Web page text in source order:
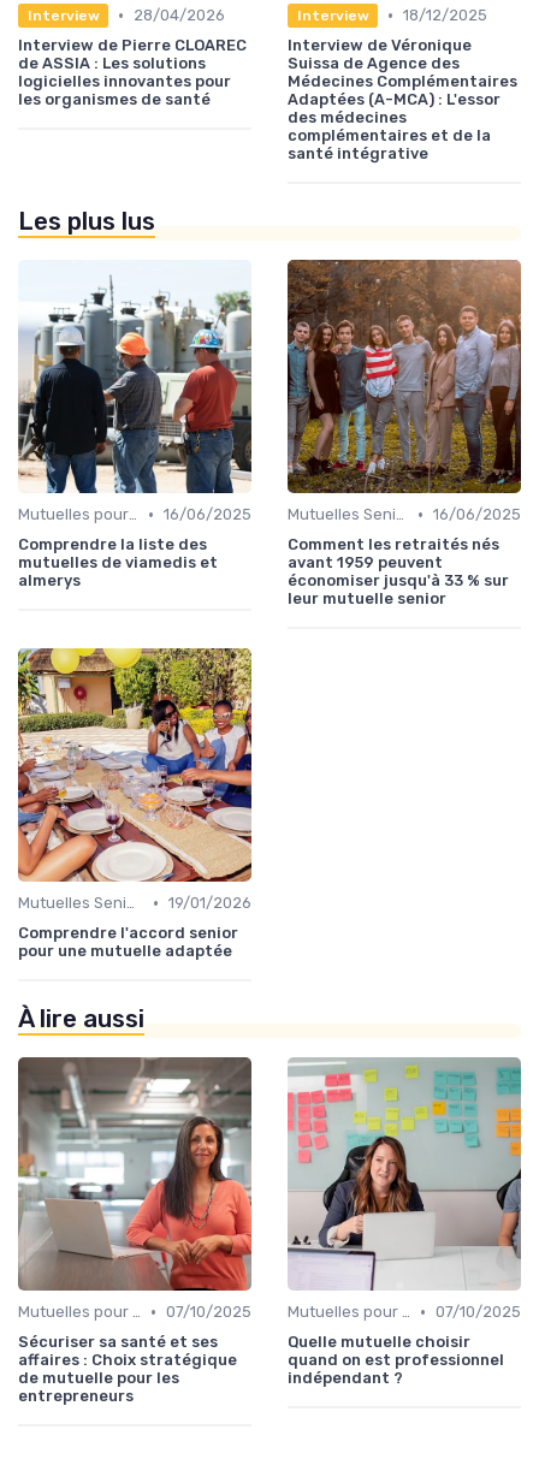
Interview •
28/04/2026
Interview de Pierre CLOAREC
de ASSIA : Les solutions
logicielles innovantes pour
les organismes de santé
Interview • 18/12/2025
Interview de Véronique
Suissa de Agence des
Médecines Complémentaires
Adaptées (A-MCA) : L'essor
des médecines
complémentaires et de la
santé intégrative
Les plus lus
Mutuelles pour Particuliers • 16/06/2025
Comprendre la liste des
mutuelles de viamedis et
almerys
Mutuelles Seniors • 16/06/2025
Comment les retraités nés
avant 1959 peuvent
économiser jusqu'à 33 % sur
leur mutuelle senior
Mutuelles Seniors • 19/01/2026
Comprendre l'accord senior
pour une mutuelle adaptée
À lire aussi
Mutuelles pour Professionnels • 07/10/2025
Sécuriser sa santé et ses
affaires : Choix stratégique
de mutuelle pour les
entrepreneurs
Mutuelles pour Professionnels • 07/10/2025
Quelle mutuelle choisir
quand on est professionnel
indépendant ?